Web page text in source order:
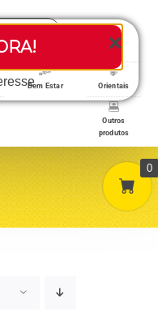
Toggle
Bem Estar Orientais
Outros
produtos
0